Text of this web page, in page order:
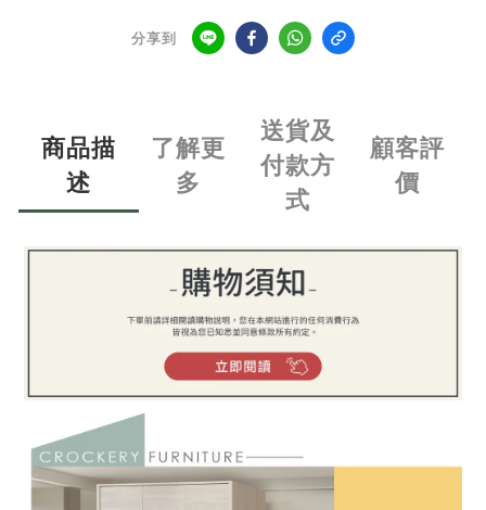
分享到
商品描
述
了解更
多
送貨及
付款方
式
顧客評
價